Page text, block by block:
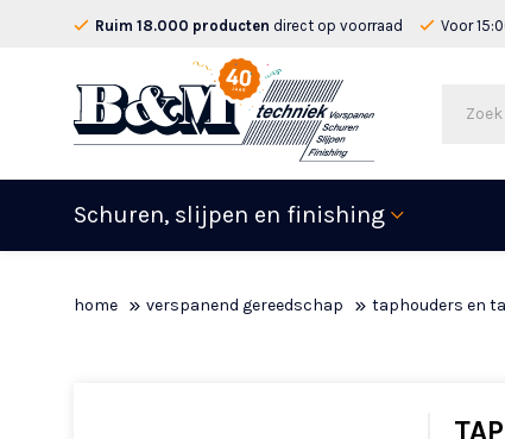
Ruim 18.000 producten direct op voorraad Voor
Schuren, slijpen en finishing
home verspanend gereedschap taphouders en